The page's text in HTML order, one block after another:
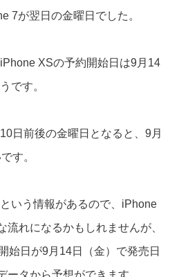
7が翌日の金曜日でした。
XSの予約開始日は9月14
です。
日前後の金曜日となると、9月
す。
いう情報があるので、iPhone
れになるかもしれませんが、
始日が9月14日（金）で発売日